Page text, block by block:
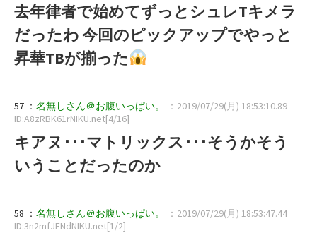
去年律者で始めてずっとシュレTキメラ
だったわ 今回のピックアップでやっと
昇華TBが揃った
57 ： 名無しさん＠お腹いっぱい。
：2019/07/29(月) 18:53:10.89
ID:A8zRBK61rNIKU.net[4/16]
キアヌ･･･マトリックス･･･そうかそう
いうことだったのか
58 ： 名無しさん＠お腹いっぱい。
：2019/07/29(月) 18:53:47.44
ID:3n2mfJENdNIKU.net[1/2]